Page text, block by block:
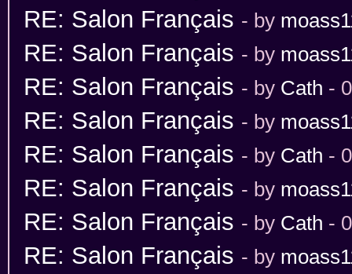
RE: Salon Français - by
RE: Salon Français - by
RE: Salon Français - by Cath -
RE: Salon Français - by
RE: Salon Français - by Cath -
RE: Salon Français - by
RE: Salon Français - by Cath -
RE: Salon Français - by